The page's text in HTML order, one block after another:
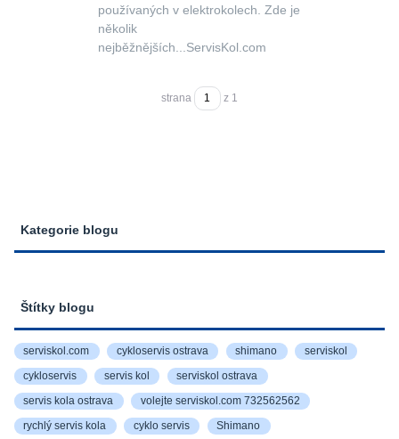
Kategorie blogu
Štítky blogu
serviskol.com cykloservis ostrava shimano serviskol
cykloservis servis kol serviskol ostrava
servis kola ostrava volejte serviskol.com 732562562
rychlý servis kola cyklo servis Shimano
používaných v elektrokolech. Zde je
několik
nejběžnějších...ServisKol.com
strana z 1